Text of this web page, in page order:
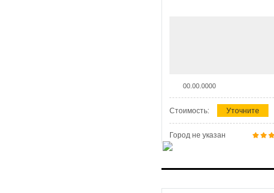
00.00.0000
Стоимость: Уточните
Город не указан